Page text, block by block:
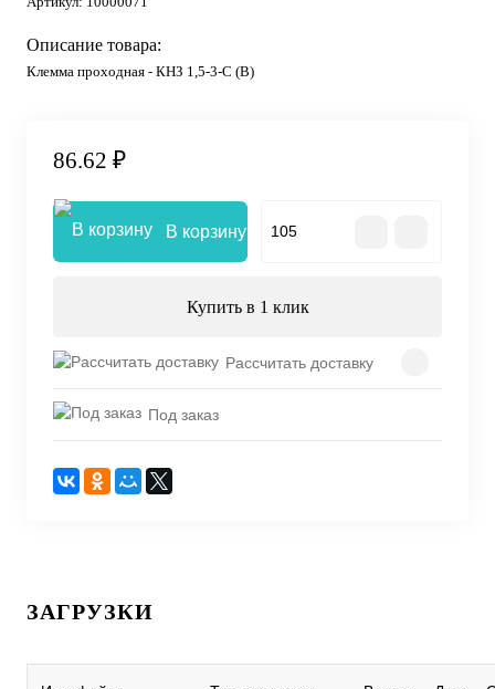
Описание товара:
Клемма проходная - КНЗ 1,5-3-С (В)
86.62 ₽
В корзину
Купить в 1 клик
Рассчитать доставку
Под заказ
ЗАГРУЗКИ